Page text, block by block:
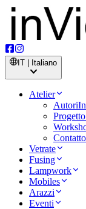
IT | Italiano
Atelier
Autori
Progetto
Contatto
Vetrate
Fusing
Lampwork
Mobiles
Arazzi
Eventi